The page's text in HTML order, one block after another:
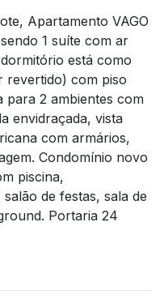
Apartamento VAGO
1 suíte com ar
está como
revertido) com piso
para 2 ambientes com
envidraçada, vista
com armários,
Condomínio novo
piscina,
de festas, sala de
Portaria 24